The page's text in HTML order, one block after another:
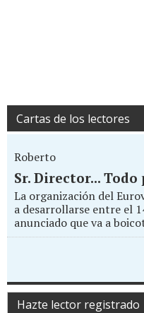
Cartas de los lectores
Roberto
Sr. Director...
La organización del
a desarrollarse entre el
anunciado que va a
Hazte lector registrado